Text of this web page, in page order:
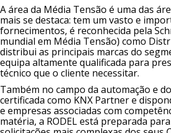
A área da Média Tensão é uma das
mais se destaca: tem um vasto e
fornecimentos, é reconhecida pela
mundial em Média Tensão) como
distribui as principais marcas do
equipa altamente qualificada para
técnico que o cliente necessitar.
Também no campo da automação e
certificada como KNX Partner e
e empresas associadas com
matéria, a RODEL está preparada